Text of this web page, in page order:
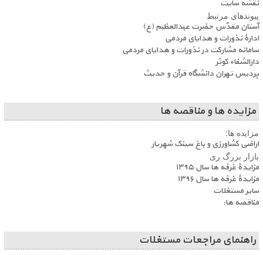
نقشه سایت
پیوندهای مرتبط
آستان مقدّس حضرت عبدالعظیم (ع)
ادارۀ نذورات و هدایای مردمی
سامانه مشارکت در نذورات و هدایای مردمی
دارالشفاء کوثر
پردیس تهران دانشگاه قرآن و حدیث
مزایده ها و مناقصه ها
مزایده ها:
اراضی کشاورزی و باغ سینک شهریار
بازار بزرگ ری
مزایدۀ غرفه ها سال ۱۳۹۵
مزایدۀ غرفه ها سال ۱۳۹۶
سایر مستغلات
مناقصه ها:
راهنمای مراجعات مستغلات